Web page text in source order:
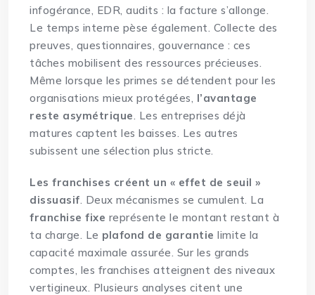
infogérance, EDR, audits : la facture s’allonge.
Le temps interne pèse également. Collecte des
preuves, questionnaires, gouvernance : ces
tâches mobilisent des ressources précieuses.
Même lorsque les primes se détendent pour les
organisations mieux protégées, l’avantage
reste asymétrique . Les entreprises déjà
matures captent les baisses. Les autres
subissent une sélection plus stricte.
Les franchises créent un « effet de seuil »
dissuasif . Deux mécanismes se cumulent. La
franchise fixe représente le montant restant à
ta charge. Le plafond de garantie limite la
capacité maximale assurée. Sur les grands
comptes, les franchises atteignent des niveaux
vertigineux. Plusieurs analyses citent une